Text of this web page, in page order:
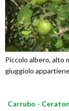
Piccolo albero, alto
giuggiolo
Carrubo -